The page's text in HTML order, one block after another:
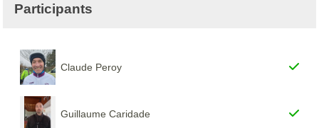
Participants
Claude Peroy
Guillaume Caridade